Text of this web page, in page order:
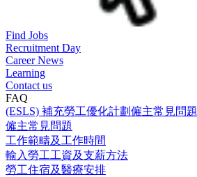
Find Jobs
Recruitment Day
Career News
Learning
Contact us
FAQ
(ESLS) 補充勞工優化計劃僱主常見問題
僱主常見問題
工作範疇及工作時間
輸入勞工工資及支薪方法
勞工住宿及醫療安排